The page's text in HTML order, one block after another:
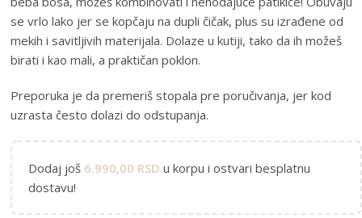
se vrlo lako jer se kopčaju na dupli čičak, plus su izrađene od
mekih i savitljivih materijala. Dolaze u kutiji, tako da ih možeš
birati i kao mali, a praktičan poklon.
Preporuka je da premeriš stopala pre poručivanja, jer kod
uzrasta često dolazi do odstupanja.
Dodaj još 6.990,00 RSD u korpu i ostvari besplatnu
dostavu!